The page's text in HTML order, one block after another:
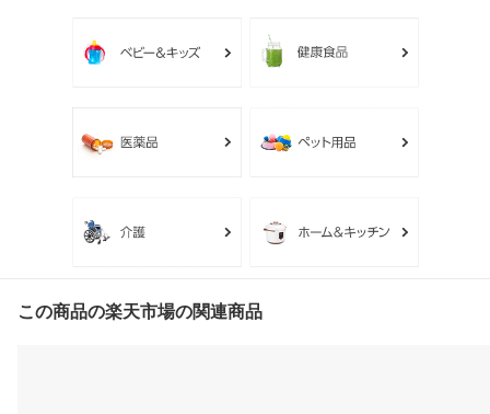
この商品の楽天市場の関連商品